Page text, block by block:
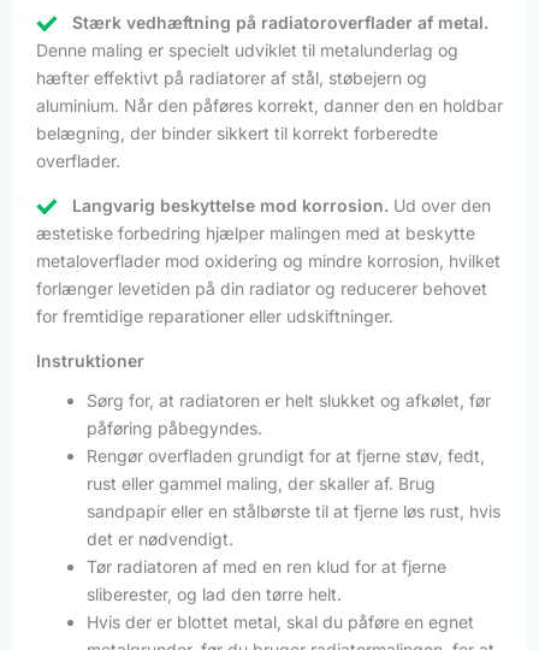
Stærk vedhæftning på radiatoroverflader af metal.
Denne maling er specielt udviklet til metalunderlag og
hæfter effektivt på radiatorer af stål, støbejern og
aluminium. Når den påføres korrekt, danner den en holdbar
belægning, der binder sikkert til korrekt forberedte
overflader.
Langvarig beskyttelse mod korrosion. Ud over den
æstetiske forbedring hjælper malingen med at beskytte
metaloverflader mod oxidering og mindre korrosion, hvilket
forlænger levetiden på din radiator og reducerer behovet
for fremtidige reparationer eller udskiftninger.
Instruktioner
Sørg for, at radiatoren er helt slukket og afkølet, før
påføring påbegyndes.
Rengør overfladen grundigt for at fjerne støv, fedt,
rust eller gammel maling, der skaller af. Brug
sandpapir eller en stålbørste til at fjerne løs rust, hvis
det er nødvendigt.
Tør radiatoren af med en ren klud for at fjerne
sliberester, og lad den tørre helt.
Hvis der er blottet metal, skal du påføre en egnet